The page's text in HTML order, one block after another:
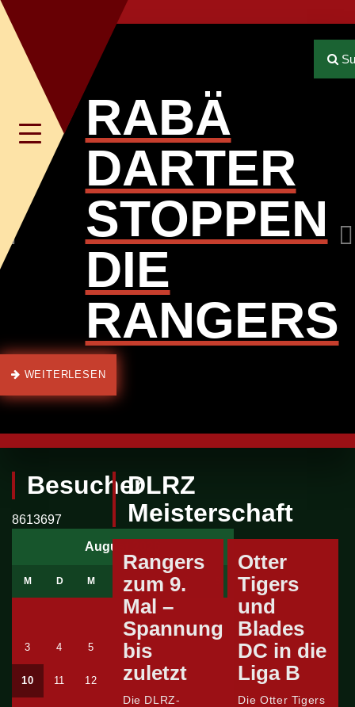
Toggle
navigation
RABÄ
DARTER
STOPPEN
DIE
RANGERS
WEITERLESEN
Previous
Besucher
8613697
August 2026
M D M D F
3 4 5
10 11 12 13 14 15
DLRZ
Meisterschaft
Rangers
zum 9.
Mal –
Spannung
bis
zuletzt
Die DLRZ-
Otter
Tigers
und
Blades
DC in die
Liga B
Die Otter Tigers